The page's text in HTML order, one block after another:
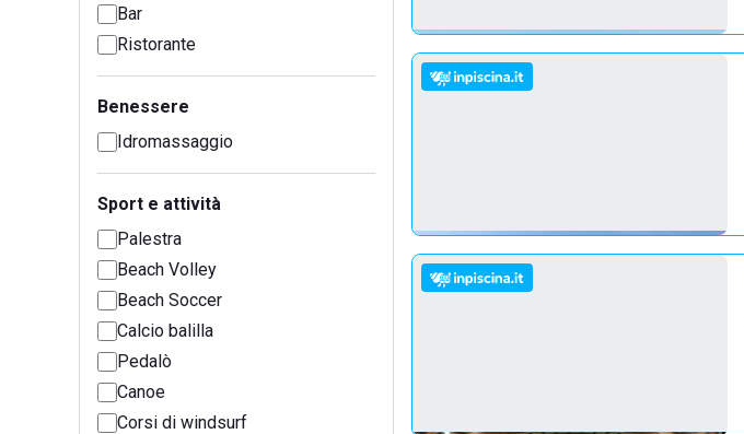
Bar
Ristorante
Benessere
Idromassaggio
Sport e attività
Palestra
Beach Volley
Beach Soccer
Calcio balilla
Pedalò
Canoe
Corsi di windsurf